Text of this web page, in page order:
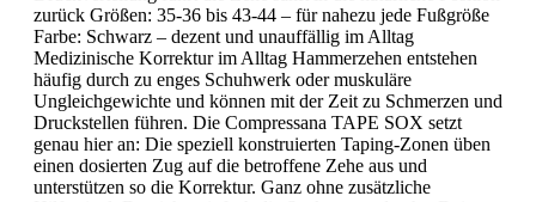
zurück Größen: 35-36 bis 43-44 – für nahezu jede Fußgröße
Farbe: Schwarz – dezent und unauffällig im Alltag
Medizinische Korrektur im Alltag Hammerzehen entstehen
häufig durch zu enges Schuhwerk oder muskuläre
Ungleichgewichte und können mit der Zeit zu Schmerzen und
Druckstellen führen. Die Compressana TAPE SOX setzt
genau hier an: Die speziell konstruierten Taping-Zonen üben
einen dosierten Zug auf die betroffene Zehe aus und
unterstützen so die Korrektur. Ganz ohne zusätzliche